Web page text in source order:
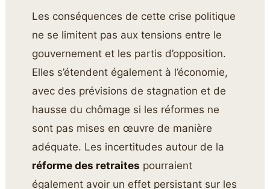
Les conséquences de cette crise politique
ne se limitent pas aux tensions entre le
gouvernement et les partis d’opposition.
Elles s’étendent également à l’économie,
avec des prévisions de stagnation et de
hausse du chômage si les réformes ne
sont pas mises en œuvre de manière
adéquate. Les incertitudes autour de la
réforme des retraites pourraient
également avoir un effet persistant sur les